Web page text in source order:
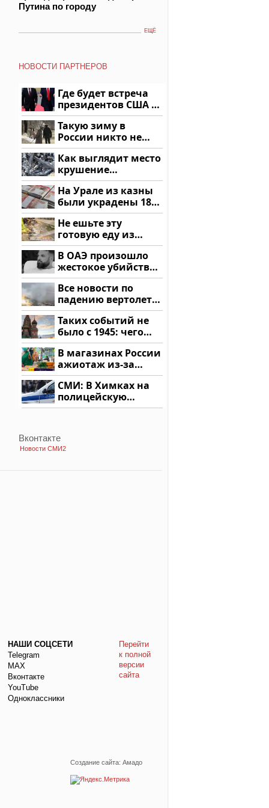
Путина по городу
ЕЩЁ
НОВОСТИ ПАРТНЕРОВ
Где будет встреча
президентов США и
России: Европа?
Такую зиму в
России никто не
ждал: как так?!
Как выглядит место
крушение
вертолета на
Кавказе: смотреть
На Урале из казны
были украдены 18
миллионов рублей
Не ешьте эту
готовую еду из
магазина: список
В ОАЭ произошло
жестокое убийство
криптомиллионера
Все новости по
падению вертолета
на Кавказе: читать
здесь
Таких событий не
было с 1945: чего
ждать всем нам?
В магазинах России
ажиотаж из-за
этого продукта: что
купить?
СМИ: В Химках на
полицейскую
машину напали и
Вконтакте
Новости СМИ2
НАШИ СОЦСЕТИ
Telegram
МАХ
Вконтакте
YouTube
Одноклассники
Перейти
к полной
версии
сайта
Создание сайта: Амадо